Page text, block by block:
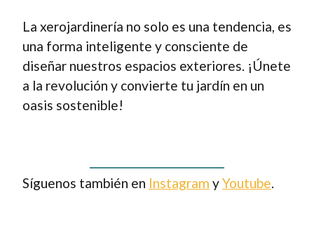
La xerojardinería no solo es una tendencia, es
una forma inteligente y consciente de
diseñar nuestros espacios exteriores. ¡Únete
a la revolución y convierte tu jardín en un
oasis sostenible!
Síguenos también en Instagram yYoutube.